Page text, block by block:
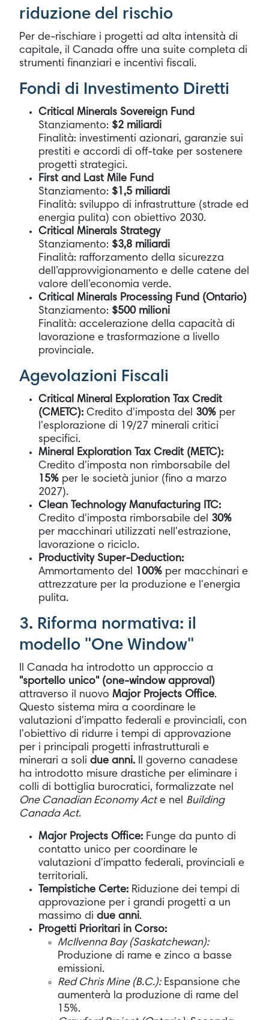
riduzione del rischio
Per de-rischiare i progetti ad alta intensità di
capitale, il Canada offre una suite completa di
strumenti finanziari e incentivi fiscali.
Fondi di Investimento Diretti
Critical Minerals Sovereign Fund
Stanziamento: $2 miliardi
Finalità: investimenti azionari, garanzie sui
prestiti e accordi di off-take per sostenere
progetti strategici.
First and Last Mile Fund
Stanziamento: $1,5 miliardi
Finalità: sviluppo di infrastrutture (strade ed
energia pulita) con obiettivo 2030.
Critical Minerals Strategy
Stanziamento: $3,8 miliardi
Finalità: rafforzamento della sicurezza
dell’approvvigionamento e delle catene del
valore dell’economia verde.
Critical Minerals Processing Fund (Ontario)
Stanziamento: $500 milioni
Finalità: accelerazione della capacità di
lavorazione e trasformazione a livello
provinciale.
Agevolazioni Fiscali
Critical Mineral Exploration Tax Credit
(CMETC): Credito d'imposta del 30% per
l'esplorazione di 19/27 minerali critici
specifici.
Mineral Exploration Tax Credit (METC):
Credito d'imposta non rimborsabile del
15% per le società junior (fino a marzo
2027).
Clean Technology Manufacturing ITC:
Credito d'imposta rimborsabile del 30%
per macchinari utilizzati nell'estrazione,
lavorazione o riciclo.
Productivity Super-Deduction:
Ammortamento del
100% per macchinari e
attrezzature per la produzione e l'energia
pulita.
3. Riforma normativa: il
modello "One Window"
Il Canada ha introdotto un approccio a
"sportello unico" (one-window approval )
attraverso il nuovo Major Projects Office.
Questo sistema mira a coordinare le
valutazioni d'impatto federali e provinciali, con
l'obiettivo di ridurre i tempi di approvazione
per i principali progetti infrastrutturali e
minerari a soli due anni.
Il governo canadese
ha introdotto misure drastiche per eliminare i
colli di bottiglia burocratici, formalizzate nel
One Canadian Economy Acte nel Building
Canada Act.
Major Projects Office: Funge da punto di
contatto unico per coordinare le
valutazioni d'impatto federali, provinciali e
territoriali.
Tempistiche Certe: Riduzione dei tempi di
approvazione per i grandi progetti a un
massimo di due anni.
Progetti Prioritari in Corso:
McIlvenna Bay (Saskatchewan):
Produzione di rame e zinco a basse
emissioni.
Red Chris Mine (B.C.):Espansione che
aumenterà la produzione di rame del
15%.